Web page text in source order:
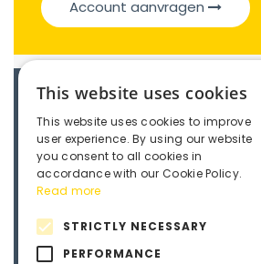
Account aanvragen
Brochures &
Maedler e-catalogue
3D File
This website uses cookies
This website uses cookies to improve
user experience. By using our website
you consent to all cookies in
accordance with our Cookie Policy.
Read more
STRICTLY NECESSARY
PERFORMANCE